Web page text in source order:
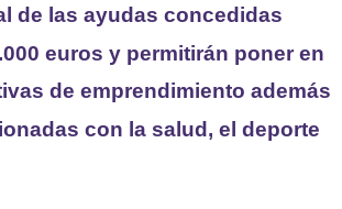
de las ayudas concedidas
euros y permitirán poner en
de emprendimiento además
con la salud, el deporte